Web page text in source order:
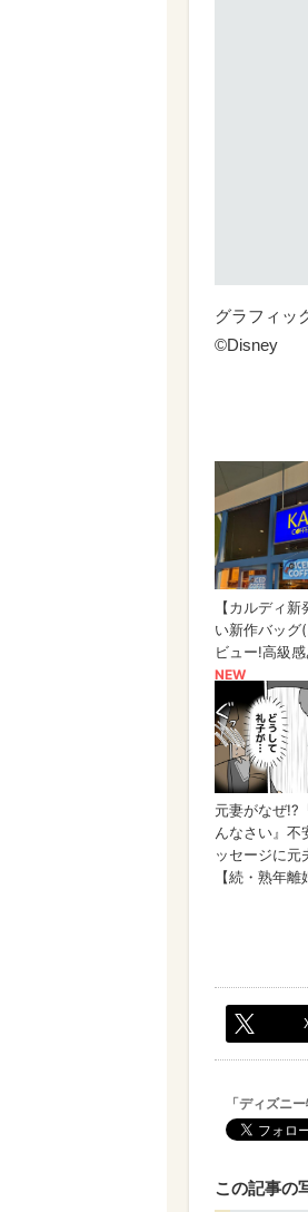
グラフィッ
©Disney
「ディズニ
この記事の